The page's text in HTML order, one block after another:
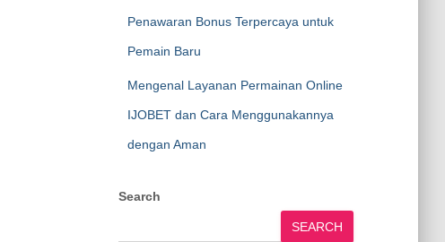
Penawaran Bonus Terpercaya untuk
Pemain Baru
Mengenal Layanan Permainan Online
IJOBET dan Cara Menggunakannya
dengan Aman
Search
SEARCH